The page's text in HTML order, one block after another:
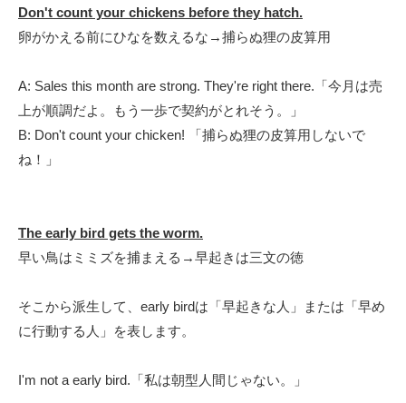
Don't count your chickens before they hatch.
卵がかえる前にひなを数えるな →捕らぬ狸の皮算用
A: Sales this month are strong. They're right there.「今月は売
上が順調だよ。もう一歩で契約がとれそう。」
B: Don't count your chicken! 「捕らぬ狸の皮算用しないで
ね！」
The early bird gets the worm.
早い鳥はミミズを捕まえる→早起きは三文の徳
そこから派生して、early birdは「早起きな人」または「早め
に行動する人」を表します。
I'm not a early bird.「私は朝型人間じゃない。」